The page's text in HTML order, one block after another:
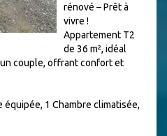
rénové – Prêt à
vivre !
Appartement T2
de 36 m², idéal
couple, offrant confort et
1 Chambre climatisée,